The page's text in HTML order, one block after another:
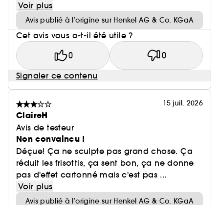
Voir plus
Avis publié à l’origine sur Henkel AG & Co. KGaA
Cet avis vous a-t-il été utile ?
0 0
Signaler ce contenu
15 juil. 2026
ClaireH
Avis de testeur
Non convaincu !
Déçue! Ça ne sculpte pas grand chose. Ça
réduit les frisottis, ça sent bon, ça ne donne
pas d'effet cartonné mais c'est pas ...
Voir plus
Avis publié à l’origine sur Henkel AG & Co. KGaA